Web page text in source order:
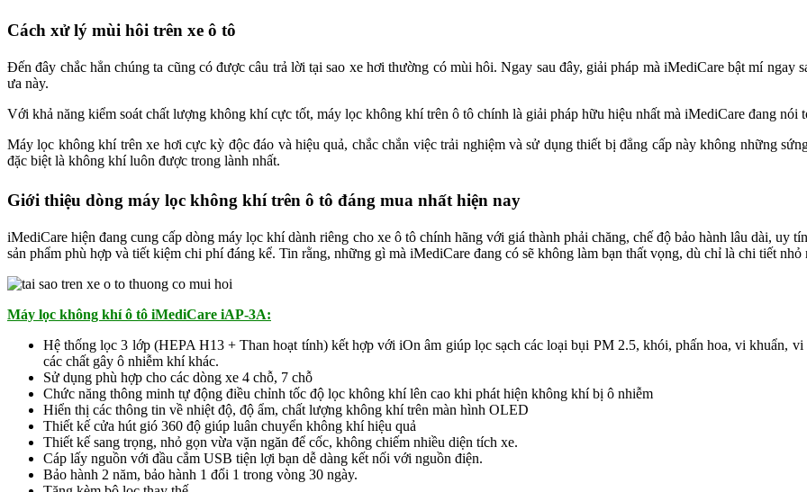
Cách xử lý mùi hôi trên xe ô tô
Đến đây chắc hẳn chúng ta cũng có được câu trả lời tại sao xe hơi thường có mùi hôi. Ngay sau đây, giải pháp mà iMediCare bật mí ngay
ưa này.
Với khả năng kiểm soát chất lượng không khí cực tốt, máy lọc không khí trên ô tô chính là giải pháp hữu hiệu nhất mà iMediCare đang nói
Máy lọc không khí trên xe hơi cực kỳ độc đáo và hiệu quả, chắc chắn việc trải nghiệm và sử dụng thiết bị đẳng cấp này không những
đặc biệt là không khí luôn được trong lành nhất.
Giới thiệu dòng máy lọc không khí trên ô tô đáng mua nhất hiện nay
iMediCare hiện đang cung cấp dòng máy lọc khí dành riêng cho xe ô tô chính hãng với giá thành phải chăng, chế độ bảo hành lâu dài, uy
sản phẩm phù hợp và tiết kiệm chi phí đáng kể. Tin rằng, những gì mà iMediCare đang có sẽ không làm bạn thất vọng, dù chỉ là chi tiết nhỏ
Máy lọc không khí ô tô iMediCare iAP-3A:
Hệ thống lọc 3 lớp (HEPA H13 + Than hoạt tính) kết hợp với iOn âm giúp lọc sạch các loại bụi PM 2.5, khói, phấn hoa, vi khuẩn,
các chất gây ô nhiễm khí khác.
Sử dụng phù hợp cho các dòng xe 4 chỗ, 7 chỗ
Chức năng thông minh tự động điều chỉnh tốc độ lọc không khí lên cao khi phát hiện không khí bị ô nhiễm
Hiển thị các thông tin về nhiệt độ, độ ẩm, chất lượng không khí trên màn hình OLED
Thiết kế cửa hút gió 360 độ giúp luân chuyển không khí hiệu quả
Thiết kế sang trọng, nhỏ gọn vừa vặn ngăn để cốc, không chiếm nhiều diện tích xe.
Cáp lấy nguồn với đầu cắm USB tiện lợi bạn dễ dàng kết nối với nguồn điện.
Bảo hành 2 năm, bảo hành 1 đổi 1 trong vòng 30 ngày.